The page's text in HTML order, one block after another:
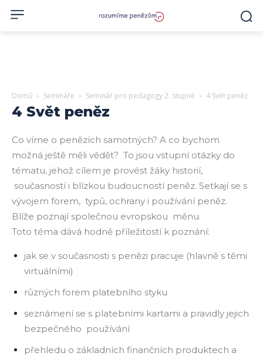
Domů Semináře Seminář pro pedagogy 2. stupně 4 Svět peněz
4 Svět peněz
Co víme o penězích samotných? A co bychom
možná ještě měli vědět? To jsou vstupní otázky do
tématu, jehož cílem je provést žáky historií,
současností i blízkou budoucností peněz. Setkají se s
vývojem forem, typů, ochrany i používání peněz.
Blíže poznají společnou evropskou měnu.
Toto téma dává hodně příležitostí k poznání:
jak se v současnosti s penězi pracuje (hlavně s těmi
virtuálními)
různých forem platebního styku
seznámení se s platebními kartami a pravidly jejich
bezpečného používání
přehledu o základních finančních produktech a